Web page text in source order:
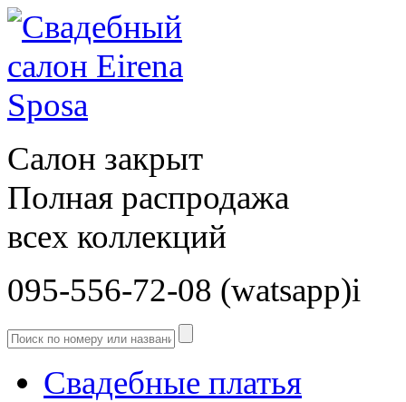
Салон закрыт
Полная распродажа
всех коллекций
095-556-72-08 (watsapp)і
Свадебные платья